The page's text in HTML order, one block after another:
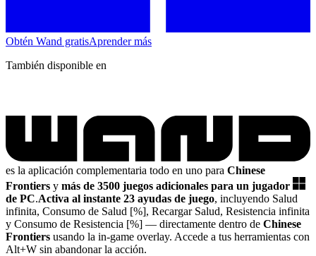
Obtén Wand gratisAprender más
También disponible en
es la aplicación complementaria todo en uno para Chinese
Frontiers y más de 3500 juegos adicionales para un jugador
de PC.Activa al instante 23 ayudas de juego, incluyendo Salud
infinita, Consumo de Salud [%], Recargar Salud, Resistencia infinita
y Consumo de Resistencia [%] — directamente dentro de Chinese
Frontiers usando la in-game overlay. Accede a tus herramientas con
Alt+W sin abandonar la acción.